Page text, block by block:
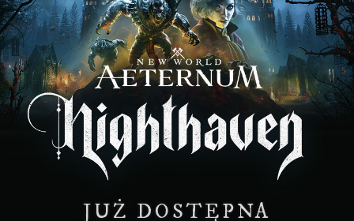
JUŻ DOSTĘPNA